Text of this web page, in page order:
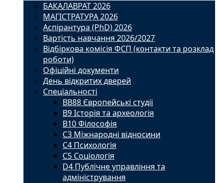
БАКАЛАВРАТ 2026
МАГІСТРАТУРА 2026
Аспірантура (PhD) 2026
Вартість навчання 2026/2027
Відбіркова комісія ФСП (контакти та розклад
роботи)
Офіційні документи
День відкритих дверей
Спеціальності
BВ88 Європейські студії
B9 Історія та археологія
B10 Філософія
C3 Міжнародні відносини
C4 Психологія
С5 Соціологія
D4 Публічне управління та
адміністрування